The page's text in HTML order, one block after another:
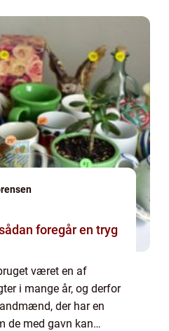
været en af
i mange år, og derfor
der har en
de med gavn kan